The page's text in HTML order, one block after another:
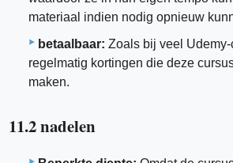
materiaal indien nodig opnieuw
betaalbaar: Zoals bij veel
regelmatig kortingen die deze
maken.
11.2 nadelen